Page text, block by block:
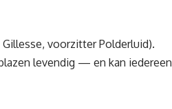
Gillesse, voorzitter Polderluid).
levendig — en kan iedereen